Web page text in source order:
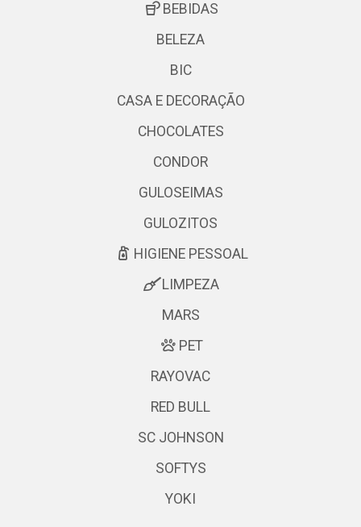
BEBIDAS
BELEZA
BIC
CASA E DECORAÇÃO
CHOCOLATES
CONDOR
GULOSEIMAS
GULOZITOS
HIGIENE PESSOAL
LIMPEZA
MARS
PET
RAYOVAC
RED BULL
SC JOHNSON
SOFTYS
YOKI